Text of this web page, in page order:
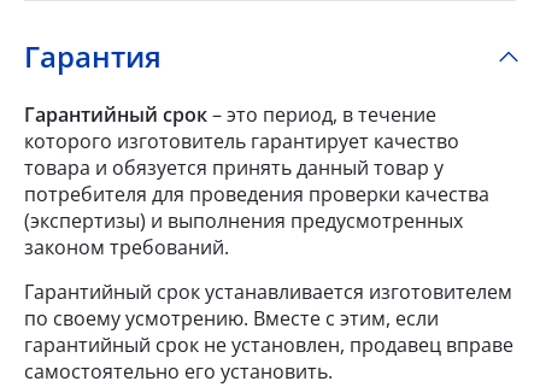
Гарантия
Гарантийный срок– это период, в течение
которого изготовитель гарантирует качество
товара и обязуется принять данный товар у
потребителя для проведения проверки качества
(экспертизы) и выполнения предусмотренных
законом требований.
Гарантийный срок устанавливается изготовителем
по своему усмотрению. Вместе с этим, если
гарантийный срок не установлен, продавец вправе
самостоятельно его установить.